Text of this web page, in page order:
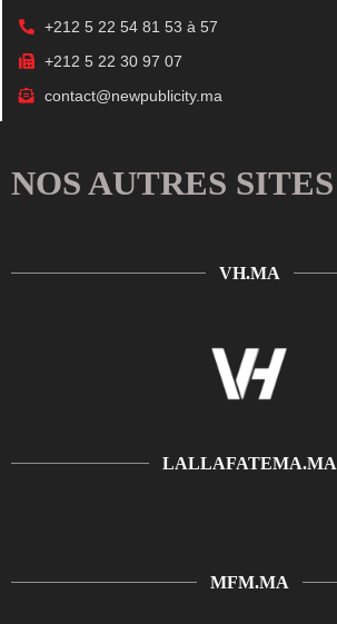
+212 5 22 54 81 53 à 57
+212 5 22 30 97 07
contact@newpublicity.ma
NOS AUTRES SITES
VH.MA
LALLAFATEMA.MA
MFM.MA